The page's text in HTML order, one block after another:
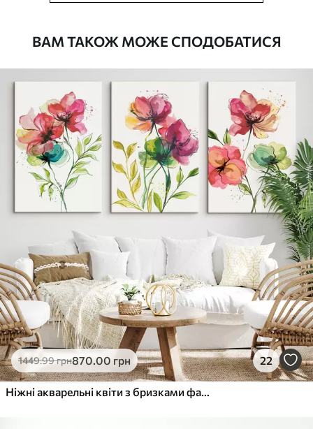
Від290.00грн
Яскраві, насичені кольори
✓ Стійкість до вицвітання
✓Безпечне чорнило без запаху
✗Поверхня з текстурою полотна
✗Екологічний матеріал
Преміум
✓ Яскраві, насичені кольори
✓Стійкість до вицвітання
✓Безпечне чорнило без запаху
✓Поверхня з текстурою полотна
✗ Екологічний матеріал
Еко-Преміум
.00 грн
✓Яскраві, насичені кольори
ВАМ ТАКОЖ МОЖЕ СПОДОБАТИСЯ
1449.99грн870.00 грн 22
Ніжні акварельні квіти з бризками фарби